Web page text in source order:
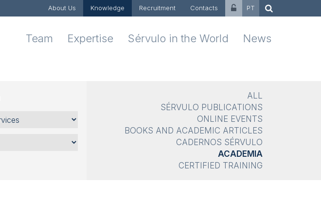
About Us Knowledge Recruitment Contacts PT
Team Expertise Sérvulo in the World News
ALL
SÉRVULO PUBLICATIONS
ONLINE EVENTS
BOOKS AND ACADEMIC ARTICLES
CADERNOS SÉRVULO
ACADEMIA
CERTIFIED TRAINING